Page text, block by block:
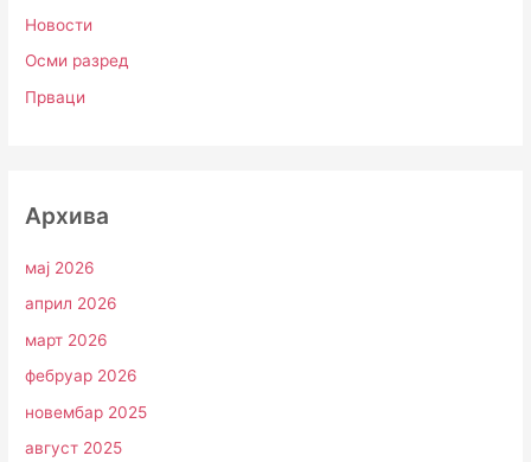
Новости
Осми разред
Прваци
Архива
мај 2026
април 2026
март 2026
фебруар 2026
новембар 2025
август 2025